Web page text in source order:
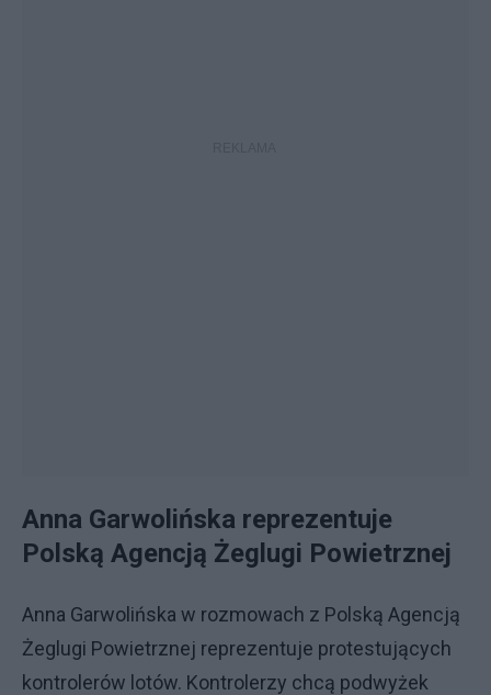
Anna Garwolińska reprezentuje
Polską Agencją Żeglugi Powietrznej
Anna Garwolińska w rozmowach z Polską Agencją
Żeglugi Powietrznej reprezentuje protestujących
kontrolerów lotów. Kontrolerzy chcą podwyżek